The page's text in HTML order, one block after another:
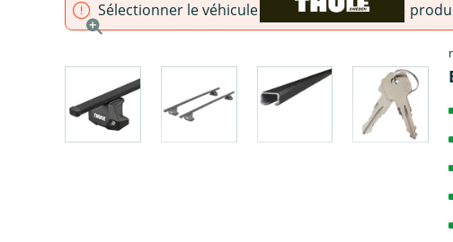
Sélectionner le véhicule pour s'assurer que le